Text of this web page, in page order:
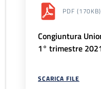
PDF (170KB)
Congiuntura
1° trimestre
SCARICA FILE